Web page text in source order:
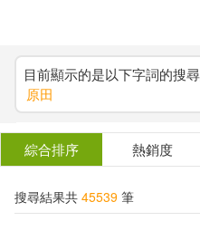
尋分類
目前顯示的是以下字詞的搜
原田
綜合排序 熱銷度
搜尋結果共 45539 筆